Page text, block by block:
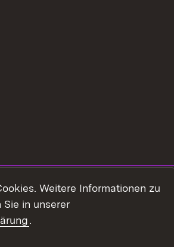
Weitere Informationen zu
in unserer
.